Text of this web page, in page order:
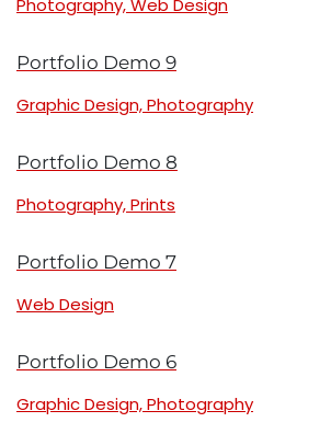
Photography, Web Design
Portfolio Demo 9
Graphic Design, Photography
Portfolio Demo 8
Photography, Prints
Portfolio Demo 7
Web Design
Portfolio Demo 6
Graphic Design, Photography